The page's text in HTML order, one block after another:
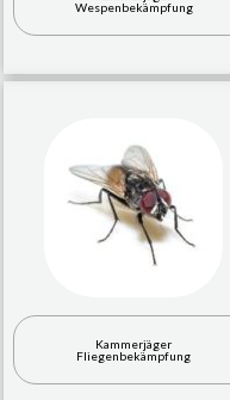
Wespenbekämpfung
Kammerjäger
Fliegenbekämpfung